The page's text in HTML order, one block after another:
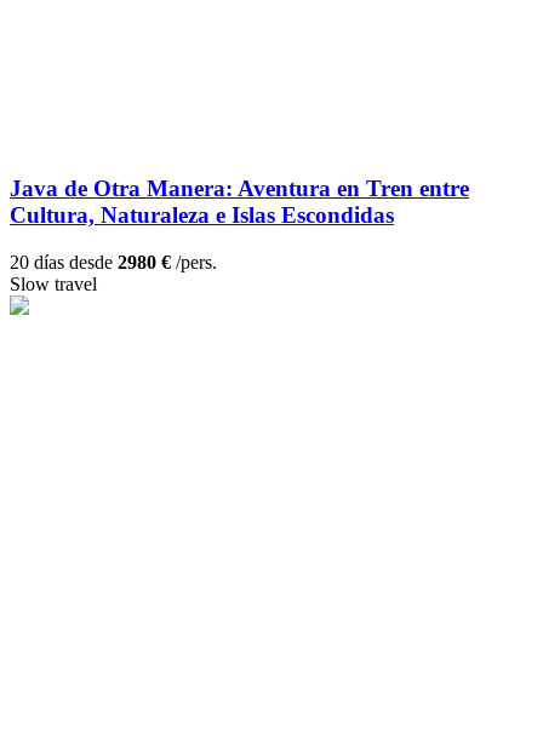
Java de Otra Manera: Aventura en Tren entre
Cultura, Naturaleza e Islas Escondidas
20 días desde 2980 € /pers.
Slow travel